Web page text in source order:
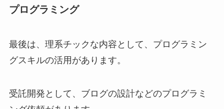
プログラミング
最後は、理系チックな内容として、プログラミン
グスキルの活用があります。
受託開発として、ブログの設計などのプログラミ